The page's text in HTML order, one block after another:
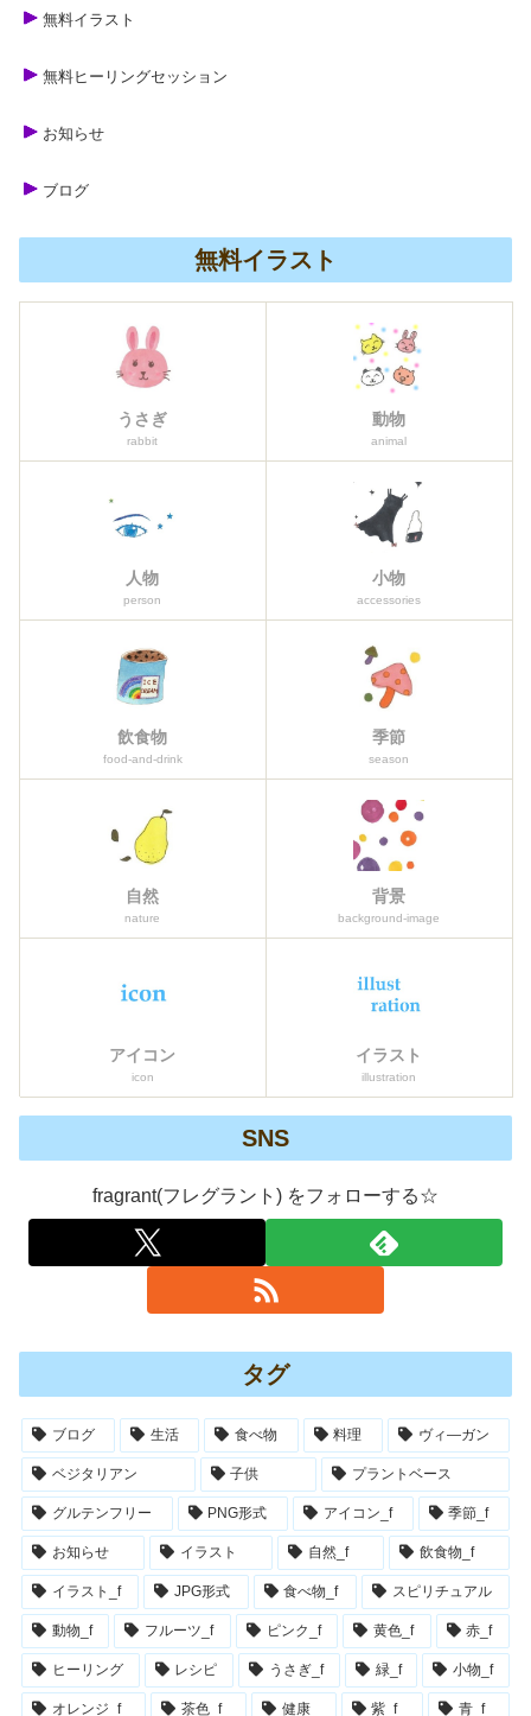
無料イラスト
無料ヒーリングセッション
お知らせ
ブログ
無料イラスト
うさぎ
rabbit
動物
animal
人物
person
小物
accessories
飲食物
food-and-drink
季節
season
自然
nature
背景
background-image
アイコン
icon
イラスト
illustration
SNS
fragrant(フレグラント) をフォローする☆
タグ
ブログ 生活 食べ物 料理 ヴィ―ガン
ベジタリアン 子供 プラントベース
グルテンフリー PNG形式 アイコン_f 季節_f
お知らせ イラスト 自然_f 飲食物_f
イラスト_f JPG形式 食べ物_f スピリチュアル
動物_f フルーツ_f ピンク_f 黄色_f 赤_f
ヒーリング レシピ うさぎ_f 緑_f 小物_f
オレンジ_f 茶色_f 健康 紫_f 青_f